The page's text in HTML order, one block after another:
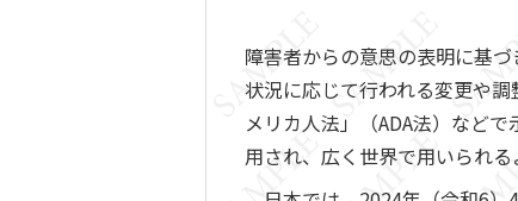
障害者からの意思の表明に基
状況に応じて行われる変更や
メリカ人法」（ADA法）など
用され、広く世界で用いられる